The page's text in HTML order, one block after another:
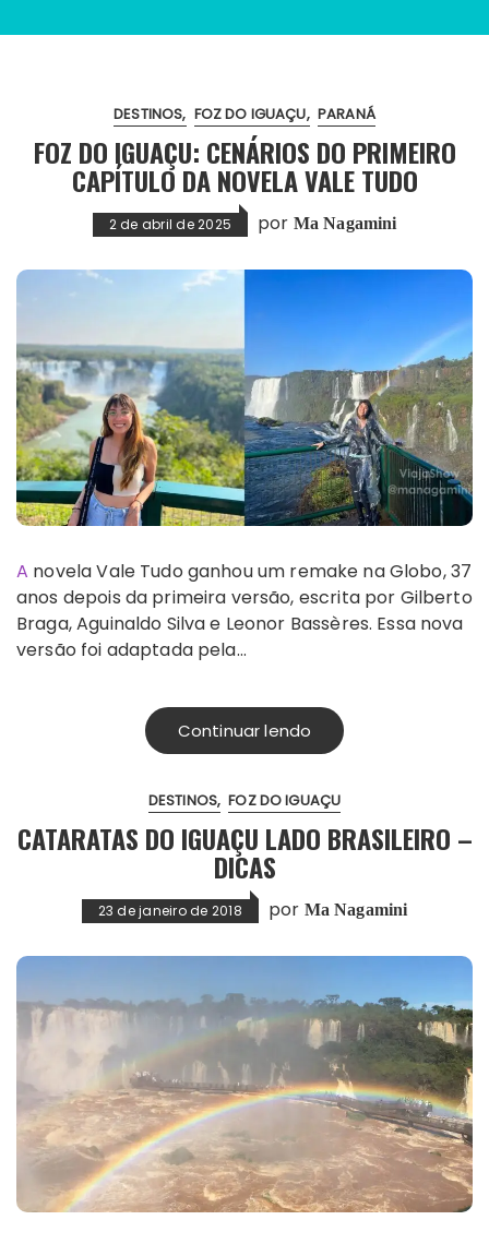
DESTINOS FOZ DO IGUAÇU PARANÁ
FOZ DO IGUAÇU: CENÁRIOS DO PRIMEIRO
CAPÍTULO DA NOVELA VALE TUDO
2 de abril de 2025 por Ma Nagamini
A novela Vale Tudo ganhou um remake na Globo, 37
anos depois da primeira versão, escrita por Gilberto
Braga, Aguinaldo Silva e Leonor Bassères. Essa nova
versão foi adaptada pela…
Continuar lendo
DESTINOS FOZ DO IGUAÇU
CATARATAS DO IGUAÇU LADO BRASILEIRO –
DICAS
23 de janeiro de 2018 por Ma Nagamini